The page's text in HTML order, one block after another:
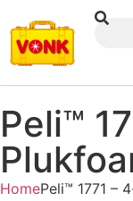
Peli™
HomePeli™ 1771 –